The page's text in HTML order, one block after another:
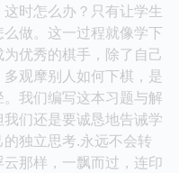
时怎么办？只有让学生
做。这一过程就像学下
优秀的棋手，除了自己
观摩别人如何下棋，是
我们编写这本习题与解
们还是要诚恳地告诫学
独立思考.永远不会转
那样，一飘而过，连印